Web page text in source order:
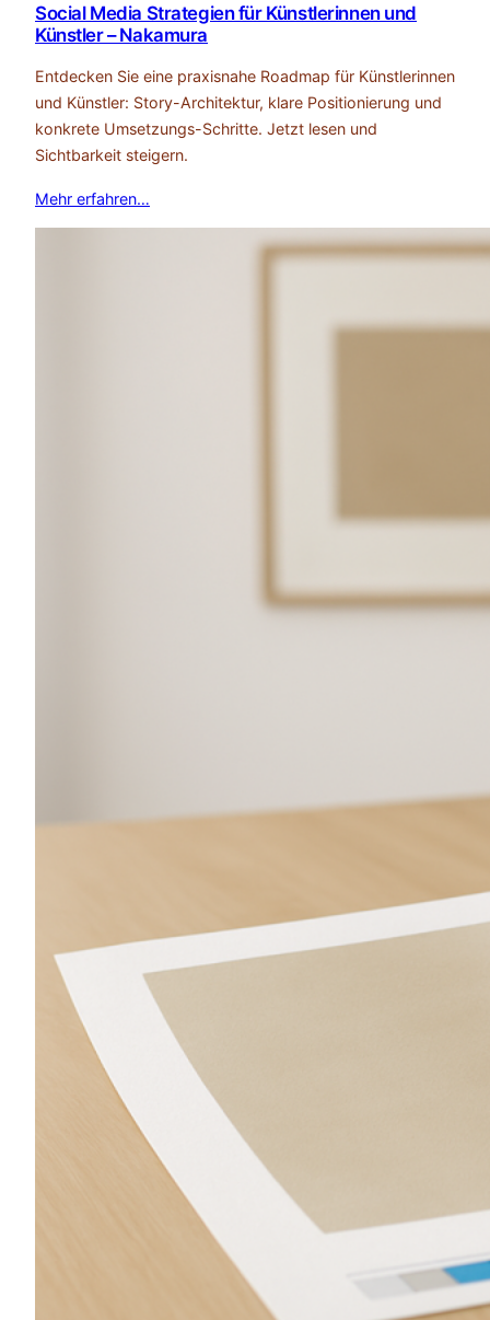
Social Media Strategien für Künstlerinnen und
Künstler – Nakamura
Entdecken Sie eine praxisnahe Roadmap für Künstlerinnen
und Künstler: Story-Architektur, klare Positionierung und
konkrete Umsetzungs-Schritte. Jetzt lesen und
Sichtbarkeit steigern.
Mehr erfahren…